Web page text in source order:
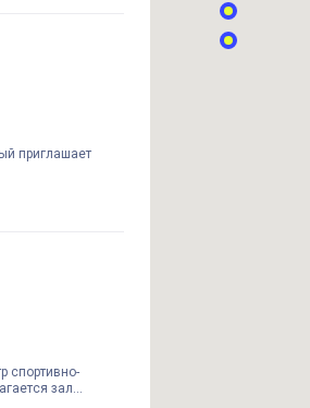
приглашает
спортивно-
зал...